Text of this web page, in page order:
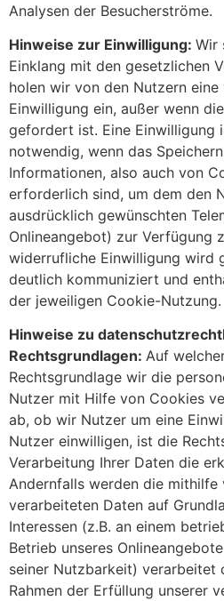
Analysen der Besucherströme.
Hinweise zur Einwilligung: Wir
Einklang mit den gesetzlichen
holen wir von den Nutzern eine
Einwilligung ein, außer wenn
gefordert ist. Eine Einwilligung
notwendig, wenn das
Informationen, also auch von
erforderlich sind, um dem den
ausdrücklich gewünschten
Onlineangebot) zur Verfügung
widerrufliche Einwilligung wird
deutlich kommuniziert und
der jeweiligen Cookie-Nutzung.
Hinweise zu
Rechtsgrundlagen: Auf
Rechtsgrundlage wir die
Nutzer mit Hilfe von Cookies
ab, ob wir Nutzer um eine
Nutzer einwilligen, ist die
Verarbeitung Ihrer Daten die
Andernfalls werden die mithilfe
verarbeiteten Daten auf
Interessen (z.B. an einem
Betrieb unseres
seiner Nutzbarkeit) verarbeitet
Rahmen der Erfüllung unserer